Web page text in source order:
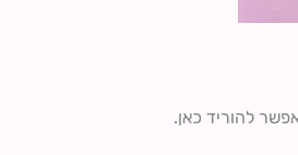
להוריד כאן.